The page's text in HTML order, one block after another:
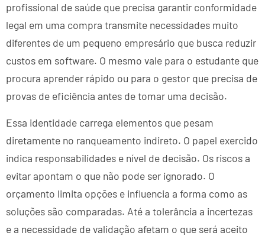
profissional de saúde que precisa garantir conformidade
legal em uma compra transmite necessidades muito
diferentes de um pequeno empresário que busca reduzir
custos em software. O mesmo vale para o estudante que
procura aprender rápido ou para o gestor que precisa de
provas de eficiência antes de tomar uma decisão.
Essa identidade carrega elementos que pesam
diretamente no ranqueamento indireto. O papel exercido
indica responsabilidades e nível de decisão. Os riscos a
evitar apontam o que não pode ser ignorado. O
orçamento limita opções e influencia a forma como as
soluções são comparadas. Até a tolerância a incertezas
e a necessidade de validação afetam o que será aceito